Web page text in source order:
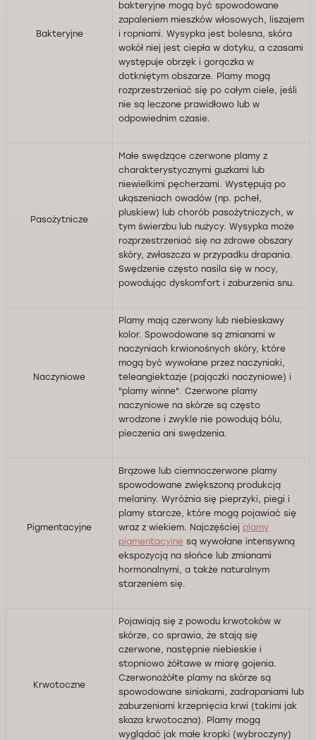
Bakteryjne
bakteryjne mogą być spowodowane
zapaleniem mieszków włosowych, liszajem
i ropniami. Wysypka jest bolesna, skóra
wokół niej jest ciepła w dotyku, a czasami
występuje obrzęk i gorączka w
dotkniętym obszarze. Plamy mogą
rozprzestrzeniać się po całym ciele, jeśli
nie są leczone prawidłowo lub w
odpowiednim czasie.
Pasożytnicze
Małe swędzące czerwone plamy z
charakterystycznymi guzkami lub
niewielkimi pęcherzami. Występują po
ukąszeniach owadów (np. pcheł,
pluskiew) lub chorób pasożytniczych, w
tym świerzbu lub nużycy. Wysypka może
rozprzestrzeniać się na zdrowe obszary
skóry, zwłaszcza w przypadku drapania.
Swędzenie często nasila się w nocy,
powodując dyskomfort i zaburzenia snu.
Naczyniowe
Plamy mają czerwony lub niebieskawy
kolor. Spowodowane są zmianami w
naczyniach krwionośnych skóry, które
mogą być wywołane przez naczyniaki,
teleangiektazje (pajączki naczyniowe) i
"plamy winne". Czerwone plamy
naczyniowe na skórze są często
wrodzone i zwykle nie powodują bólu,
pieczenia ani swędzenia.
Pigmentacyjne
Brązowe lub ciemnoczerwone plamy
spowodowane zwiększoną produkcją
melaniny. Wyróżnia się pieprzyki, piegi i
plamy starcze, które mogą pojawiać się
wraz z wiekiem. Najczęściej plamy
pigmentacyjne są wywołane intensywną
ekspozycją na słońce lub zmianami
hormonalnymi, a także naturalnym
starzeniem się.
Krwotoczne
Pojawiają się z powodu krwotoków w
skórze, co sprawia, że stają się
czerwone, następnie niebieskie i
stopniowo żółtawe w miarę gojenia.
Czerwonożółte plamy na skórze są
spowodowane siniakami, zadrapaniami lub
zaburzeniami krzepnięcia krwi (takimi jak
skaza krwotoczna). Plamy mogą
wyglądać jak małe kropki (wybroczyny)